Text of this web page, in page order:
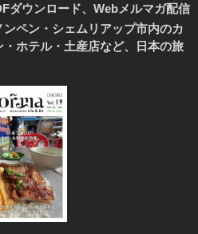
ダウンロード、Webメルマガ配信
ンペン・シェムリアップ市内のカ
・ホテル・土産店など、日本の旅